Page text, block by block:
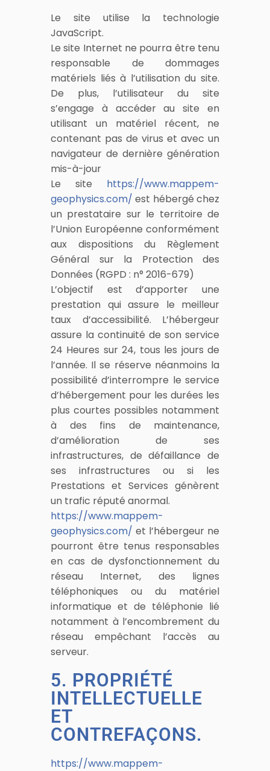
Le site utilise la technologie
JavaScript.
Le site Internet ne pourra être tenu
responsable de dommages
matériels liés à l’utilisation du site.
De plus, l’utilisateur du site
s’engage à accéder au site en
utilisant un matériel récent, ne
contenant pas de virus et avec un
navigateur de dernière génération
mis-à-jour
Le site https://www.mappem-
geophysics.com/ est hébergé chez
un prestataire sur le territoire de
l’Union Européenne conformément
aux dispositions du Règlement
Général sur la Protection des
Données (RGPD : n° 2016-679)
L’objectif est d’apporter une
prestation qui assure le meilleur
taux d’accessibilité. L’hébergeur
assure la continuité de son service
24 Heures sur 24, tous les jours de
l’année. Il se réserve néanmoins la
possibilité d’interrompre le service
d’hébergement pour les durées les
plus courtes possibles notamment
à des fins de maintenance,
d’amélioration de ses
infrastructures, de défaillance de
ses infrastructures ou si les
Prestations et Services génèrent
un trafic réputé anormal.
https://www.mappem-
geophysics.com/ et l’hébergeur ne
pourront être tenus responsables
en cas de dysfonctionnement du
réseau Internet, des lignes
téléphoniques ou du matériel
informatique et de téléphonie lié
notamment à l’encombrement du
réseau empêchant l’accès au
serveur.
5. PROPRIÉTÉ
INTELLECTUELLE
ET
CONTREFAÇONS.
https://www.mappem-